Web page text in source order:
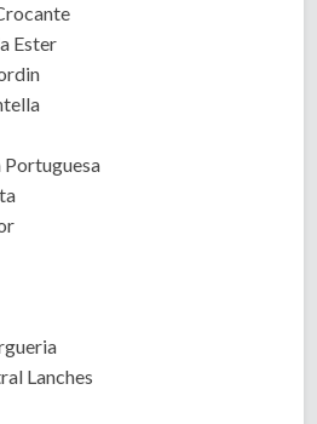
Ester
Portuguesa
Lanches